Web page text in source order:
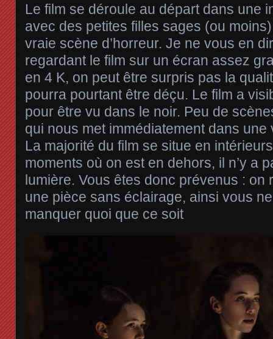
Le film se déroule au départ dans une
avec des petites filles sages (ou
vraie scène d’horreur. Je ne vous en
regardant le film sur un écran assez
en 4 K, on peut être surpris pas la
pourra pourtant être déçu. Le film a
pour être vu dans le noir. Peu de
qui nous met immédiatement dans
La majorité du film se situe en
moments où on est en dehors, il n’y a
lumière. Vous êtes donc prévenus : on
une pièce sans éclairage, ainsi vous
manquer quoi que ce soit